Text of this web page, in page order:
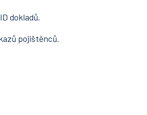
dokladů.
pojištěnců.